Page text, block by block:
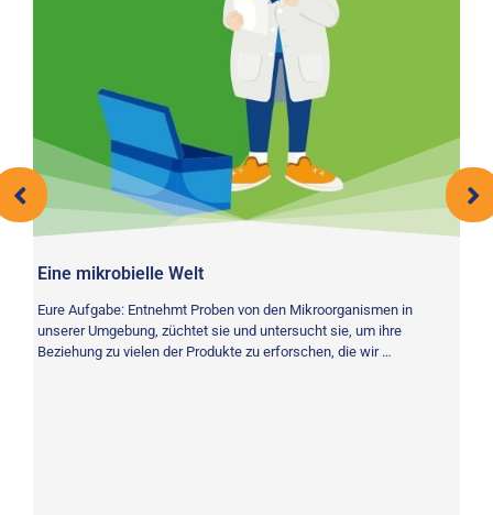
Eine mikrobielle Welt
Eure Aufgabe: Entnehmt Proben von den Mikroorganismen in
unserer Umgebung, züchtet sie und untersucht sie, um ihre
Beziehung zu vielen der Produkte zu erforschen, die wir …